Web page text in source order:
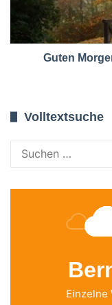
Guten
Volltextsuche
Einzelne